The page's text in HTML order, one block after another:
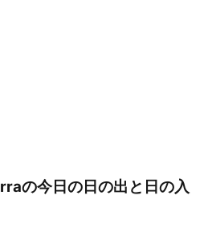
の今日の日の出と日の入